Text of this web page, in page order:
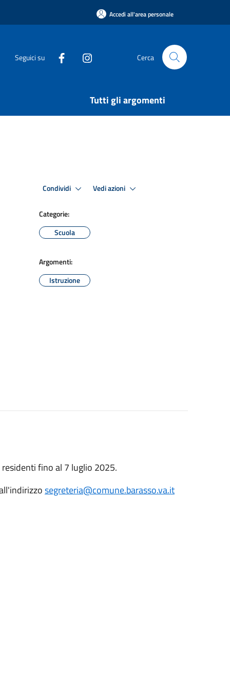
Accedi all'area personale
Seguici su Cerca
Tutti gli argomenti
Condividi Vedi azioni
Categorie:
Scuola
Argomenti:
Istruzione
fino al 7 luglio 2025.
segreteria@comune.barasso.va.it